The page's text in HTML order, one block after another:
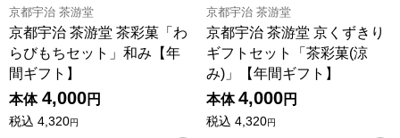
京都宇治 茶游堂
京都宇治 茶游堂 茶彩菓「わ
らびもちセット」和み【年
間ギフト】
本体 4,000円
税込 4,320円
京都宇治 茶游堂
京都宇治 茶游堂 京くずきり
ギフトセット「茶彩菓(涼
み)」【年間ギフト】
本体 4,000円
税込 4,320円